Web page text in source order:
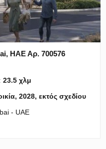
ΗΑΕ Αρ. 700576
23.5 χλμ
2028, εκτός σχεδίου
- UAE